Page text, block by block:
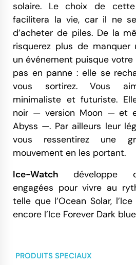
solaire. Le choix de
facilitera la vie, car il ne
d’acheter de piles. De la
risquerez plus de manquer
un événement puisque
pas en panne : elle se
vous sortirez. Vous
minimaliste et futuriste.
noir — version Moon — et
Abyss —. Par ailleurs leur
vous ressentirez une
mouvement en les portant.
Ice-Watch développe
engagées pour vivre au
telle que l’Ocean Solar,
encore l’Ice Forever Dark
PRODUITS SPECIAUX